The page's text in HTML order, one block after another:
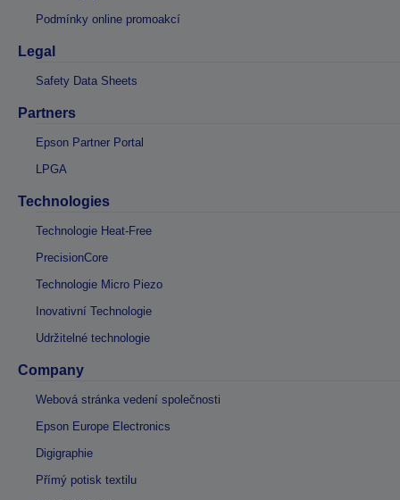
Podmínky online promoakcí
Legal
Safety Data Sheets
Partners
Epson Partner Portal
LPGA
Technologies
Technologie Heat-Free
PrecisionCore
Technologie Micro Piezo
Inovativní Technologie
Udržitelné technologie
Company
Webová stránka vedení společnosti
Epson Europe Electronics
Digigraphie
Přímý potisk textilu